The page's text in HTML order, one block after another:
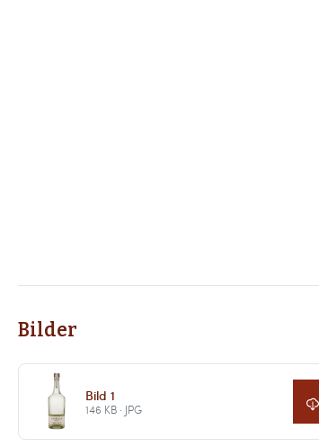
Bilder
Bild 1
146 KB · JPG